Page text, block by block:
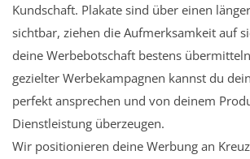
Kundschaft. Plakate sind über einen
sichtbar, ziehen die Aufmerksamkeit auf
deine Werbebotschaft bestens
gezielter Werbekampagnen kannst du
perfekt ansprechen und von deinem
Dienstleistung überzeugen.
Wir positionieren deine Werbung an